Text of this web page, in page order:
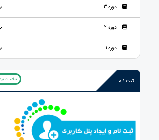
دوره 3
دوره 2
دوره 1
ثبت نام اطلاعات